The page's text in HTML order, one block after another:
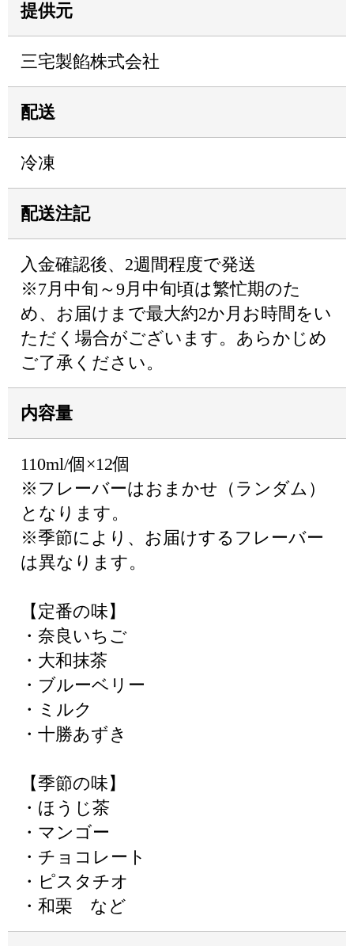
提供元
三宅製餡株式会社
配送
冷凍
配送注記
入金確認後、2週間程度で発送
※7月中旬～9月中旬頃は繁忙期のた
め、お届けまで最大約2か月お時間をい
ただく場合がございます。あらかじめ
ご了承ください。
内容量
110ml/個×12個
※フレーバーはおまかせ（ランダム）
となります。
※季節により、お届けするフレーバー
は異なります。
【定番の味】
・奈良いちご
・大和抹茶
・ブルーベリー
・ミルク
・十勝あずき
【季節の味】
・ほうじ茶
・マンゴー
・チョコレート
・ピスタチオ
・和栗 など